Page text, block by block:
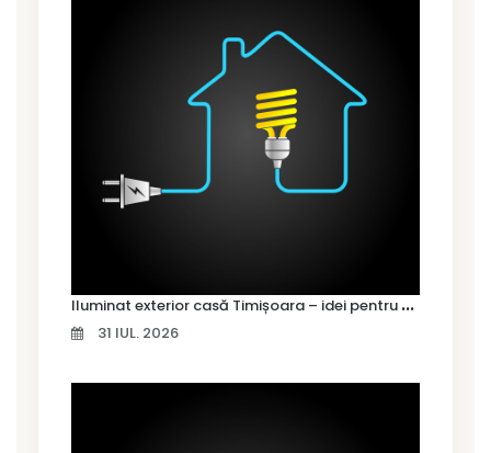
I
luminat exterior casă Timișoara – idei pentru siguranță și confort
31 IUL. 2026